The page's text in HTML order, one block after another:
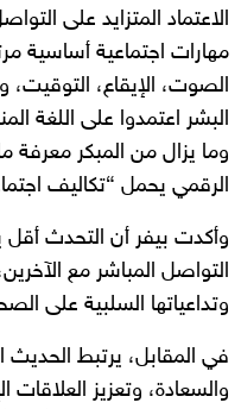
الاعتماد المتزايد على
مهارات اجتماعية أساسية
الصوت، الإيقاع، التوقيت،
وما يزال من المبكر معرفة
الرقمي يحمل “تكاليف
وأكدت بيفر أن التحدث
التواصل المباشر مع
وتداعياتها السلبية على
في المقابل، يرتبط الحديث
والسعادة، وتعزيز